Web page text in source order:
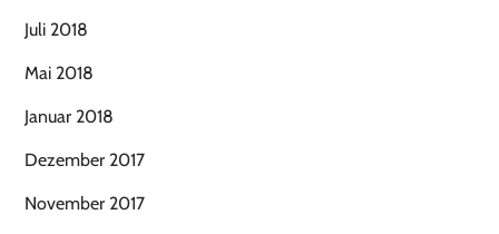
Juli 2018
Mai 2018
Januar 2018
Dezember 2017
November 2017